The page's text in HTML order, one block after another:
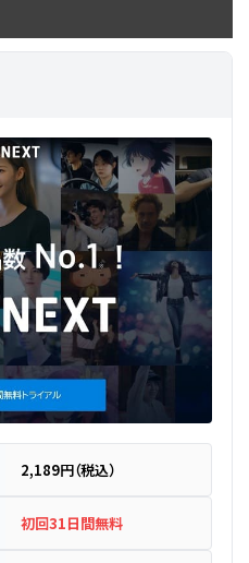
2,189円（税込）
初回31日間無料